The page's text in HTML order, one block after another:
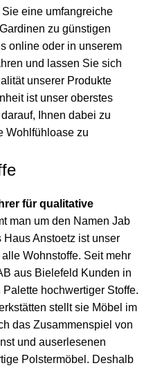
eine umfangreiche
zu günstigen
online oder in unserem
und lassen Sie sich
unserer Produkte
ist unser oberstes
Ihnen dabei zu
Wohlfühloase zu
für qualitative
man um den Namen Jab
Anstoetz ist unser
Wohnstoffe. Seit mehr
aus Bielefeld Kunden in
hochwertiger Stoffe.
stellt sie Möbel im
das Zusammenspiel von
und auserlesenen
Polstermöbel. Deshalb